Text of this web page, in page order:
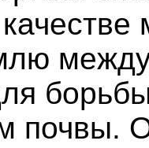
почвы.